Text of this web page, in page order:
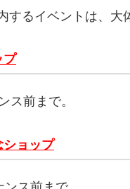
するイベントは、大
プ
ス前まで。
ョップ